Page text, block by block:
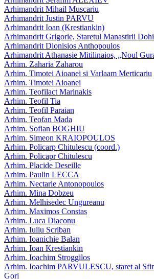
Arhimandrit Mihail Muscariu
Arhimandrit Justin PARVU
Arhimandrit Ioan (Krestiankin)
Arhimandrit Grigorie, Staretul Manastirii
Arhimandrit Dionisios Anthopoulos
Arhimandrit Athanasie Mitilinaios, „Noul
Arhim. Zaharia Zaharou
Arhim. Timotei Aioanei si Varlaam Merticariu
Arhim. Timotei Aioanei
Arhim. Teofilact Marinakis
Arhim. Teofil Tia
Arhim. Teofil Paraian
Arhim. Teofan Mada
Arhim. Sofian BOGHIU
Arhim. Simeon KRAIOPOULOS
Arhim. Policarp Chitulescu (coord.)
Arhim. Policapr Chitulescu
Arhim. Placide Deseille
Arhim. Paulin LECCA
Arhim. Nectarie Antonopoulos
Arhim. Mina Dobzeu
Arhim. Melhisedec Ungureanu
Arhim. Maximos Constas
Arhim. Luca Diaconu
Arhim. Iuliu Scriban
Arhim. Ioanichie Balan
Arhim. Ioan Krestiankin
Arhim. Ioachim Stroggilos
Arhim. Ioachim PARVULESCU, staret al
Gorj